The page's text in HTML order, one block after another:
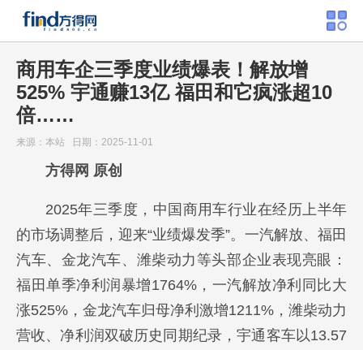
商用车企三季度业绩爆表！解放增
525% 宇通赚13亿 福田和它疯涨超10
倍……
来源：本站 日期：2025-11-01
方得网 原创
2025年三季度，中国商用车行业在经历上半年
的市场调整后，迎来“业绩爆发季”。一汽解放、福田
汽车、金龙汽车、潍柴动力等头部企业表现亮眼：
福田单季净利润暴增1764%，一汽解放净利同比大
涨525%，金龙汽车归母净利激增1211%，潍柴动力
营收、净利润双破历史同期纪录，宇通客车以13.57